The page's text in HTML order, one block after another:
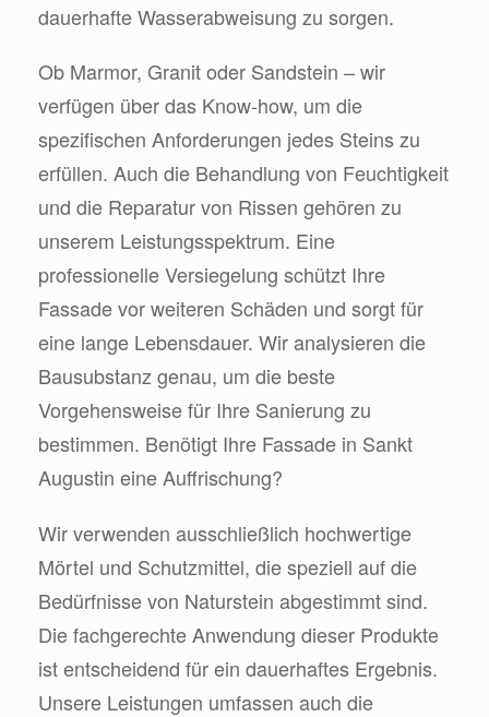
dauerhafte Wasserabweisung zu sorgen.
Ob Marmor, Granit oder Sandstein – wir
verfügen über das Know-how, um die
spezifischen Anforderungen jedes Steins zu
erfüllen. Auch die Behandlung von Feuchtigkeit
und die Reparatur von Rissen gehören zu
unserem Leistungsspektrum. Eine
professionelle Versiegelung schützt Ihre
Fassade vor weiteren Schäden und sorgt für
eine lange Lebensdauer. Wir analysieren die
Bausubstanz genau, um die beste
Vorgehensweise für Ihre Sanierung zu
bestimmen. Benötigt Ihre Fassade in Sankt
Augustin eine Auffrischung?
Wir verwenden ausschließlich hochwertige
Mörtel und Schutzmittel, die speziell auf die
Bedürfnisse von Naturstein abgestimmt sind.
Die fachgerechte Anwendung dieser Produkte
ist entscheidend für ein dauerhaftes Ergebnis.
Unsere Leistungen umfassen auch die